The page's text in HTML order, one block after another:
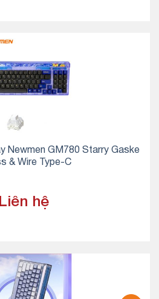
Newmen GM780 Starry Gaske
& Wire Type-C
Liên hệ